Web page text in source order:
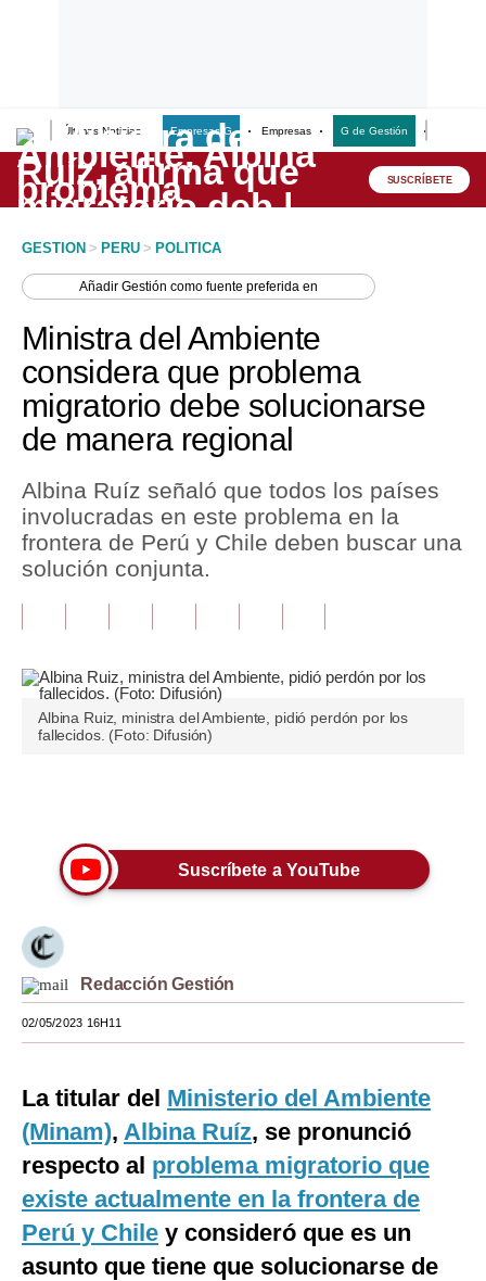
Últimas Noticias Empresas G Empresas G de Gestión
Lo último
Peru Quiosco
Economía
Mercados
Perú
Política
Tu Dinero
Finanzas Personales
Opinión
Editorial
Tendencias
Viajes
Moda
Estilos
Mundo
EEUU
México
España
Internacional
SUSCRÍBETE
GESTION > PERU > POLITICA
AñadirGestión como fuente preferida en
Ministra del Ambiente
considera que problema
migratorio debe solucionarse
de manera regional
Albina Ruíz señaló que todos los países
involucradas en este problema en la
frontera de Perú y Chile deben buscar una
solución conjunta.
Albina Ruiz, ministra del Ambiente, pidió perdón por los
fallecidos. (Foto: Difusión)
Suscríbete a YouTube
Redacción Gestión
02/05/2023 16H11
La titular del Ministerio del Ambiente
(Minam), Albina Ruíz, se pronunció
respecto al problema migratorio que
existe actualmente en la frontera de
Perú y Chile y consideró que es un
asunto que tiene que solucionarse de